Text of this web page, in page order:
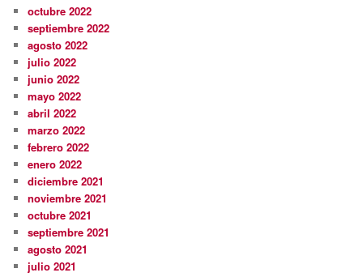
octubre 2022
septiembre 2022
agosto 2022
julio 2022
junio 2022
mayo 2022
abril 2022
marzo 2022
febrero 2022
enero 2022
diciembre 2021
noviembre 2021
octubre 2021
septiembre 2021
agosto 2021
julio 2021